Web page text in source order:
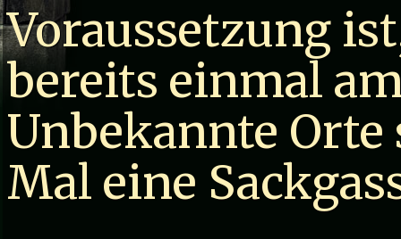
Voraussetzung
bereits einmal
Unbekannte
Mal eine